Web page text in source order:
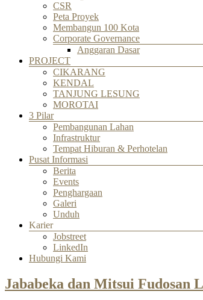
CSR
Peta Proyek
Membangun 100 Kota
Corporate Governance
Anggaran Dasar
PROJECT
CIKARANG
KENDAL
TANJUNG LESUNG
MOROTAI
3 Pilar
Pembangunan Lahan
Infrastruktur
Tempat Hiburan & Perhotelan
Pusat Informasi
Berita
Events
Penghargaan
Galeri
Unduh
Karier
Jobstreet
LinkedIn
Hubungi Kami
Jababeka dan Mitsui